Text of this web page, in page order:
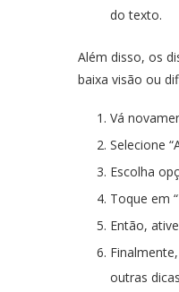
do texto.
Além disso, os
baixa visão ou
Vá
Selecione
Escolha
Toque em
Então,
outras